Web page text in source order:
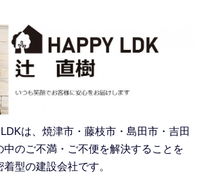
は、焼津市・藤枝市・島田市・吉田
中のご不満・ご不便を解決することを
型の建設会社です。